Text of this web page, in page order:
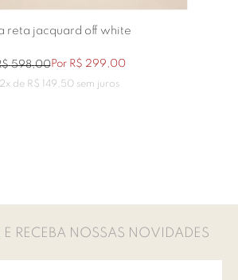
reta jacquard off white
598,00Por R$ 299,00
2x de R$ 149 50sem juros
E RECEBA NOSSAS NOVIDADES